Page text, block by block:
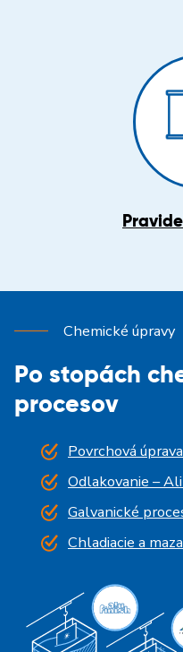
Chemické úpravy
Po stopách
procesov
Povrchová
Odlakovanie –
Galvanické
Chladiacie a